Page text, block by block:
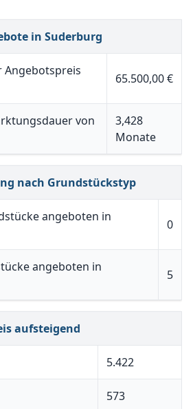
in Suderburg
65.500,00 €
von
3,428
Monate
nach Grundstückstyp
angeboten in
0
angeboten in
5
aufsteigend
5.422
573